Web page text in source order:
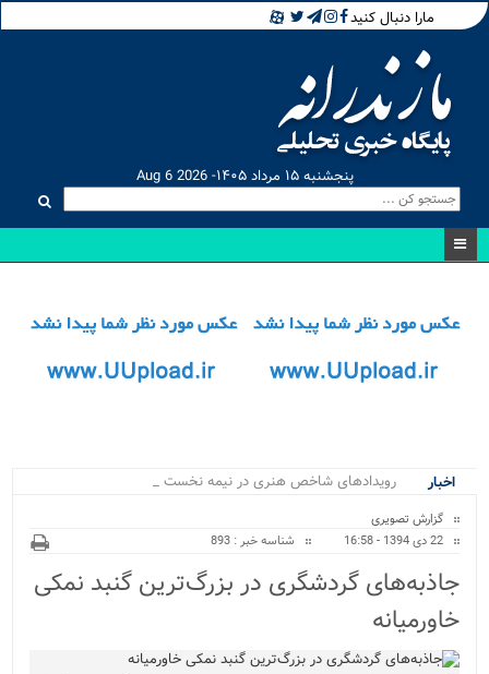
مارا دنبال کنید
پنجشنبه ۱۵ مرداد ۱۴۰۵- Aug 6 2026
اخبار
رویدادهای شاخص هنری در نیمه نخست ۱۴۰۵ .
گزارش تصویری
22 دی 1394 - 16:58
شناسه خبر : 893
جاذبه‌های گردشگری در بزرگ‌ترین گنبد نمکی
خاورمیانه